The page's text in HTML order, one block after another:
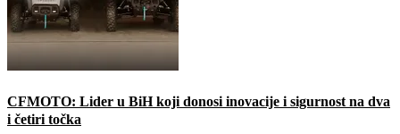
CFMOTO: Lider u BiH koji donosi inovacije i sigurnost na dva
i četiri točka